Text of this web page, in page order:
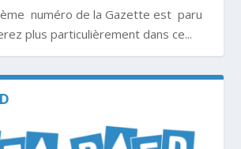
numéro de la Gazette est paru
plus particulièrement dans ce...